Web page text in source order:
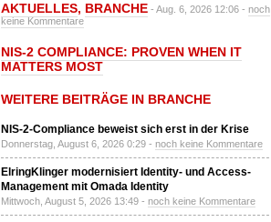
AKTUELLES, BRANCHE - Aug. 6, 2026 12:06 - noch
keine Kommentare
NIS-2 COMPLIANCE: PROVEN WHEN IT
MATTERS MOST
WEITERE BEITRÄGE IN BRANCHE
NIS-2-Compliance beweist sich erst in der Krise
Donnerstag, August 6, 2026 0:29 - noch keine Kommentare
ElringKlinger modernisiert Identity- und Access-
Management mit Omada Identity
Mittwoch, August 5, 2026 13:49 - noch keine Kommentare